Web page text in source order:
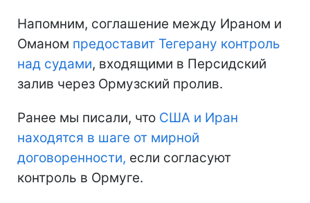
Напомним, соглашение между Ираном и
Оманом предоставит Тегерану контроль
над судами, входящими в Персидский
залив через Ормузский пролив.
Ранее мы писали, что США и Иран
находятся в шаге от мирной
договоренности, если согласуют
контроль в Ормуге.